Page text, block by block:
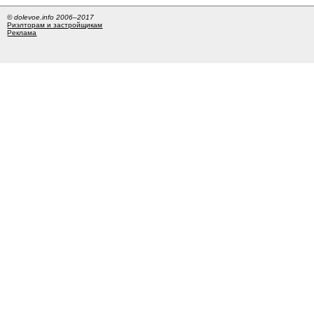
© dolevoe.info 2006–2017
Риэлторам и застройщикам
Реклама